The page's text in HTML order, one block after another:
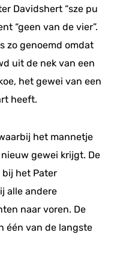
Davidshert “sze pu
“geen van de vier”.
zo genoemd omdat
uit de nek van een
het gewei van een
heeft.
het mannetje
gewei krijgt. De
het Pater
alle andere
naar voren. De
één van de langste